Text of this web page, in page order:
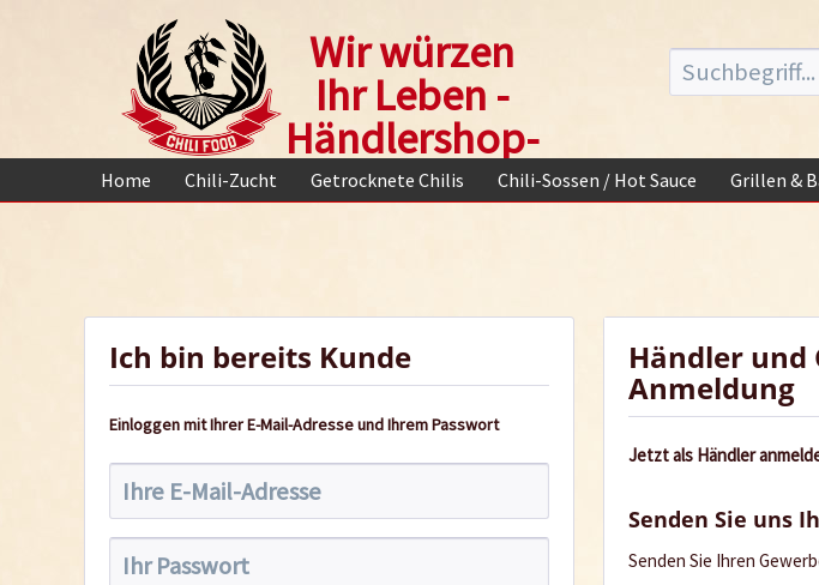
Wir würzen
Ihr Leben -
Händlershop-
Home Chili-Zucht Getrocknete Chilis Chili-Sossen / Hot Sauce Grillen &
Händler und
Anmeldung
Jetzt als Händler
Senden Sie uns
Senden Sie Ihren
Ich bin bereits Kunde
Einloggen mit Ihrer E-Mail-Adresse und Ihrem Passwort